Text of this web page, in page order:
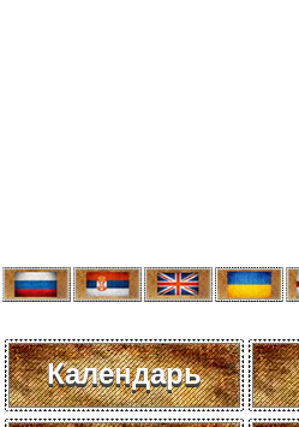
Календарь